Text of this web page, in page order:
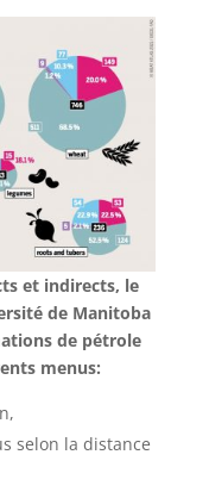
et indirects, le
de Manitoba
de pétrole
menus:
selon la distance